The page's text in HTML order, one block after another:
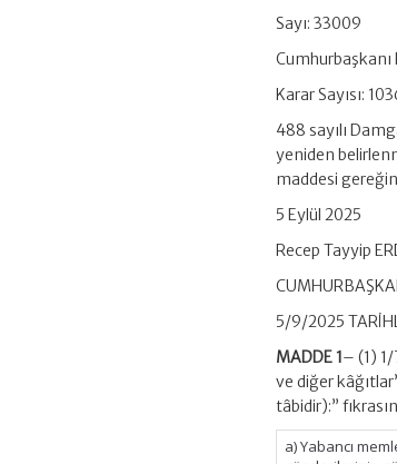
Sayı: 33009
Cumhurbaşkanı
Karar Sayısı:
488 sayılı
yeniden
maddesi
5 Eylül 2025
Recep Tayyip
5/9/2025
MADDE 1 – (1)
ve diğer
tâbidir):”
a) Yabancı